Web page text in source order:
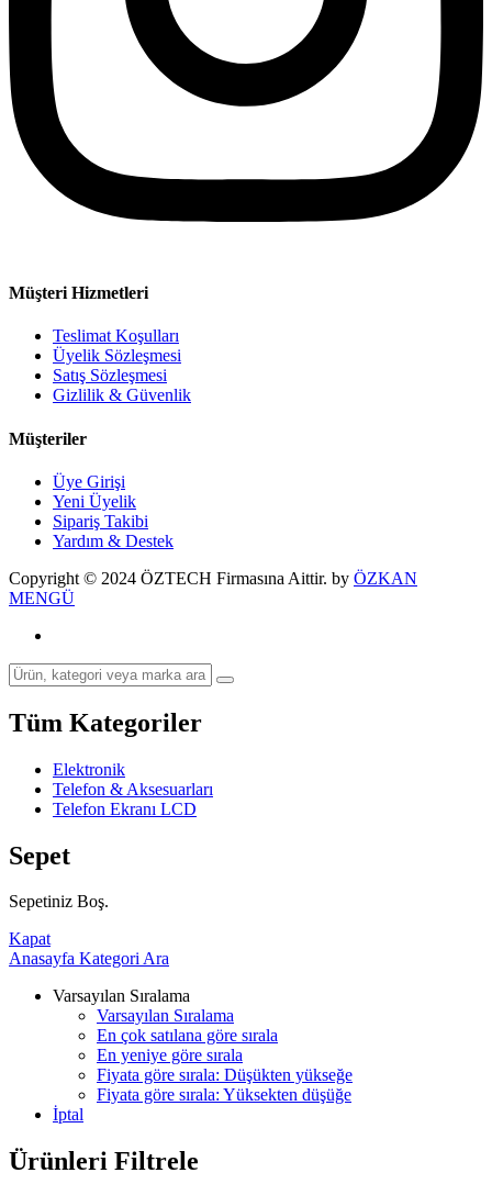
Müşteri Hizmetleri
Teslimat Koşulları
Üyelik Sözleşmesi
Satış Sözleşmesi
Gizlilik & Güvenlik
Müşteriler
Üye Girişi
Yeni Üyelik
Sipariş Takibi
Yardım & Destek
Copyright © 2024 ÖZTECH Firmasına Aittir. by ÖZKAN
MENGÜ
Tüm Kategoriler
Elektronik
Telefon & Aksesuarları
Telefon Ekranı LCD
Sepet
Sepetiniz Boş.
Kapat
Anasayfa KategoriAra
Varsayılan Sıralama
Varsayılan Sıralama
En çok satılana göre sırala
En yeniye göre sırala
Fiyata göre sırala: Düşükten yükseğe
Fiyata göre sırala: Yüksekten düşüğe
İptal
Ürünleri Filtrele